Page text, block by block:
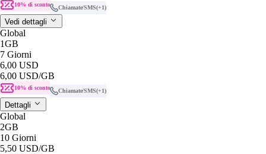
10% di sconto Chiamate/SMS(+1)
Vedi dettagli
Global
1GB
7 Giorni
6,00 USD
6,00 USD/GB
10% di sconto Chiamate/SMS(+1)
Dettagli
Global
2GB
10 Giorni
5,50 USD/GB